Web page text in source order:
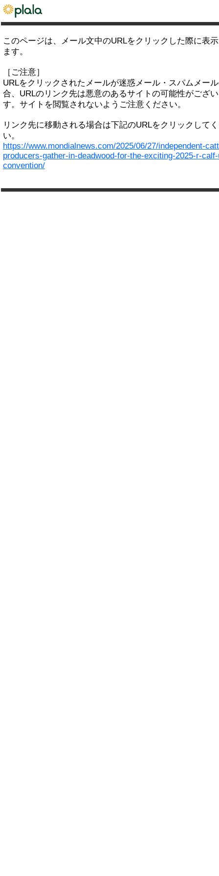
このページは、メール文中のURLをクリックした際に表
ます。
［ご注意］
URLをクリックされたメールが迷惑メール・スパムメー
合、URLのリンク先は悪意のあるサイトの可能性がござ
す。サイトを閲覧されないようご注意ください。
リンク先に移動される場合は下記のURLをクリックして
い。
https://www.mondialnews.com/2025/06/27/independent-
producers-gather-in-deadwood-for-the-exciting-2025-r-
convention/